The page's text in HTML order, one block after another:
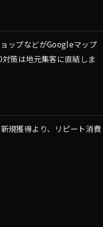
ップなどがGoogleマップ
策は地元集客に直結しま
規獲得より、リピート消費